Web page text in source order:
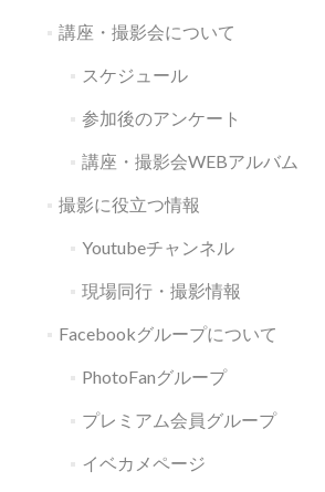
講座・撮影会について
スケジュール
参加後のアンケート
講座・撮影会WEBアルバム
撮影に役立つ情報
Youtubeチャンネル
現場同行・撮影情報
Facebookグループについて
PhotoFanグループ
プレミアム会員グループ
イベカメページ